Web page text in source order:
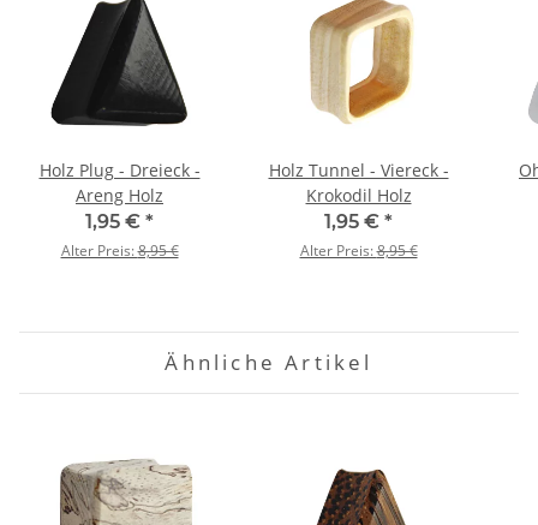
Holz Plug - Dreieck -
Areng Holz
1,95 € *
Alter Preis:8,95 €
Holz Tunnel - Viereck -
Krokodil Holz
1,95 € *
Alter Preis:8,95 €
Ähnliche Artikel